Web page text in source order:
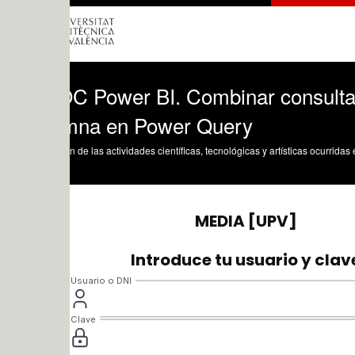
Power BI. Combinar consultas
en Power Query
de las actividades científicas, tecnológicas y artísticas ocurridas en los tres